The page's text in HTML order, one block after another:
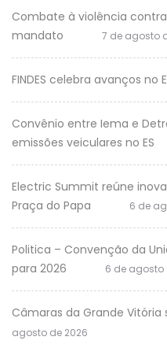
Combate à violência
mandato
7 de agosto
FINDES celebra avanços no
Convênio entre Iema e
emissões veiculares no ES
Electric Summit reúne
Praça do Papa
6 de
Politica – Convenção da
para 2026
6 de agosto
Câmaras da Grande
agosto de 2026